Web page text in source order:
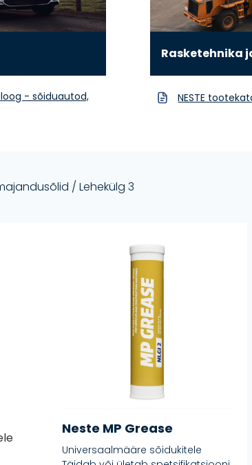
- sõiduautod,
Rasketehnika
NESTE
/ Lehekülg 3
Neste MP Grease
Universaalmääre sõidukitele